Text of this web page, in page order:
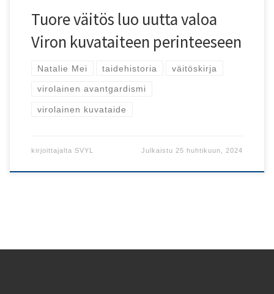
Tuore väitös luo uutta valoa
Viron kuvataiteen perinteeseen
Natalie Mei taidehistoria väitöskirja
virolainen avantgardismi
virolainen kuvataide
kirjoittajalta SVYL Julkaistu 25 huhtikuun, 2024